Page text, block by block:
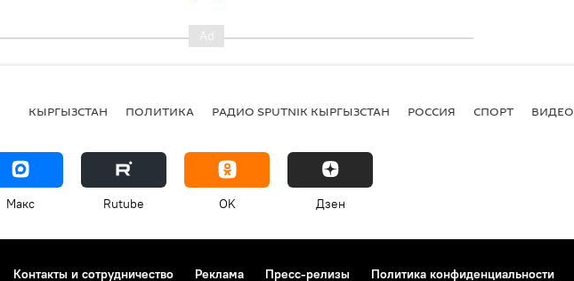
КЫРГЫЗСТАН ПОЛИТИКА РАДИО SPUTNIK КЫРГЫЗСТАН РОССИЯ СПОРТ ВИДЕО
Макс Rutube OK Дзен
Контакты и сотрудничество Реклама Пресс-релизы Политика конфиденциальности